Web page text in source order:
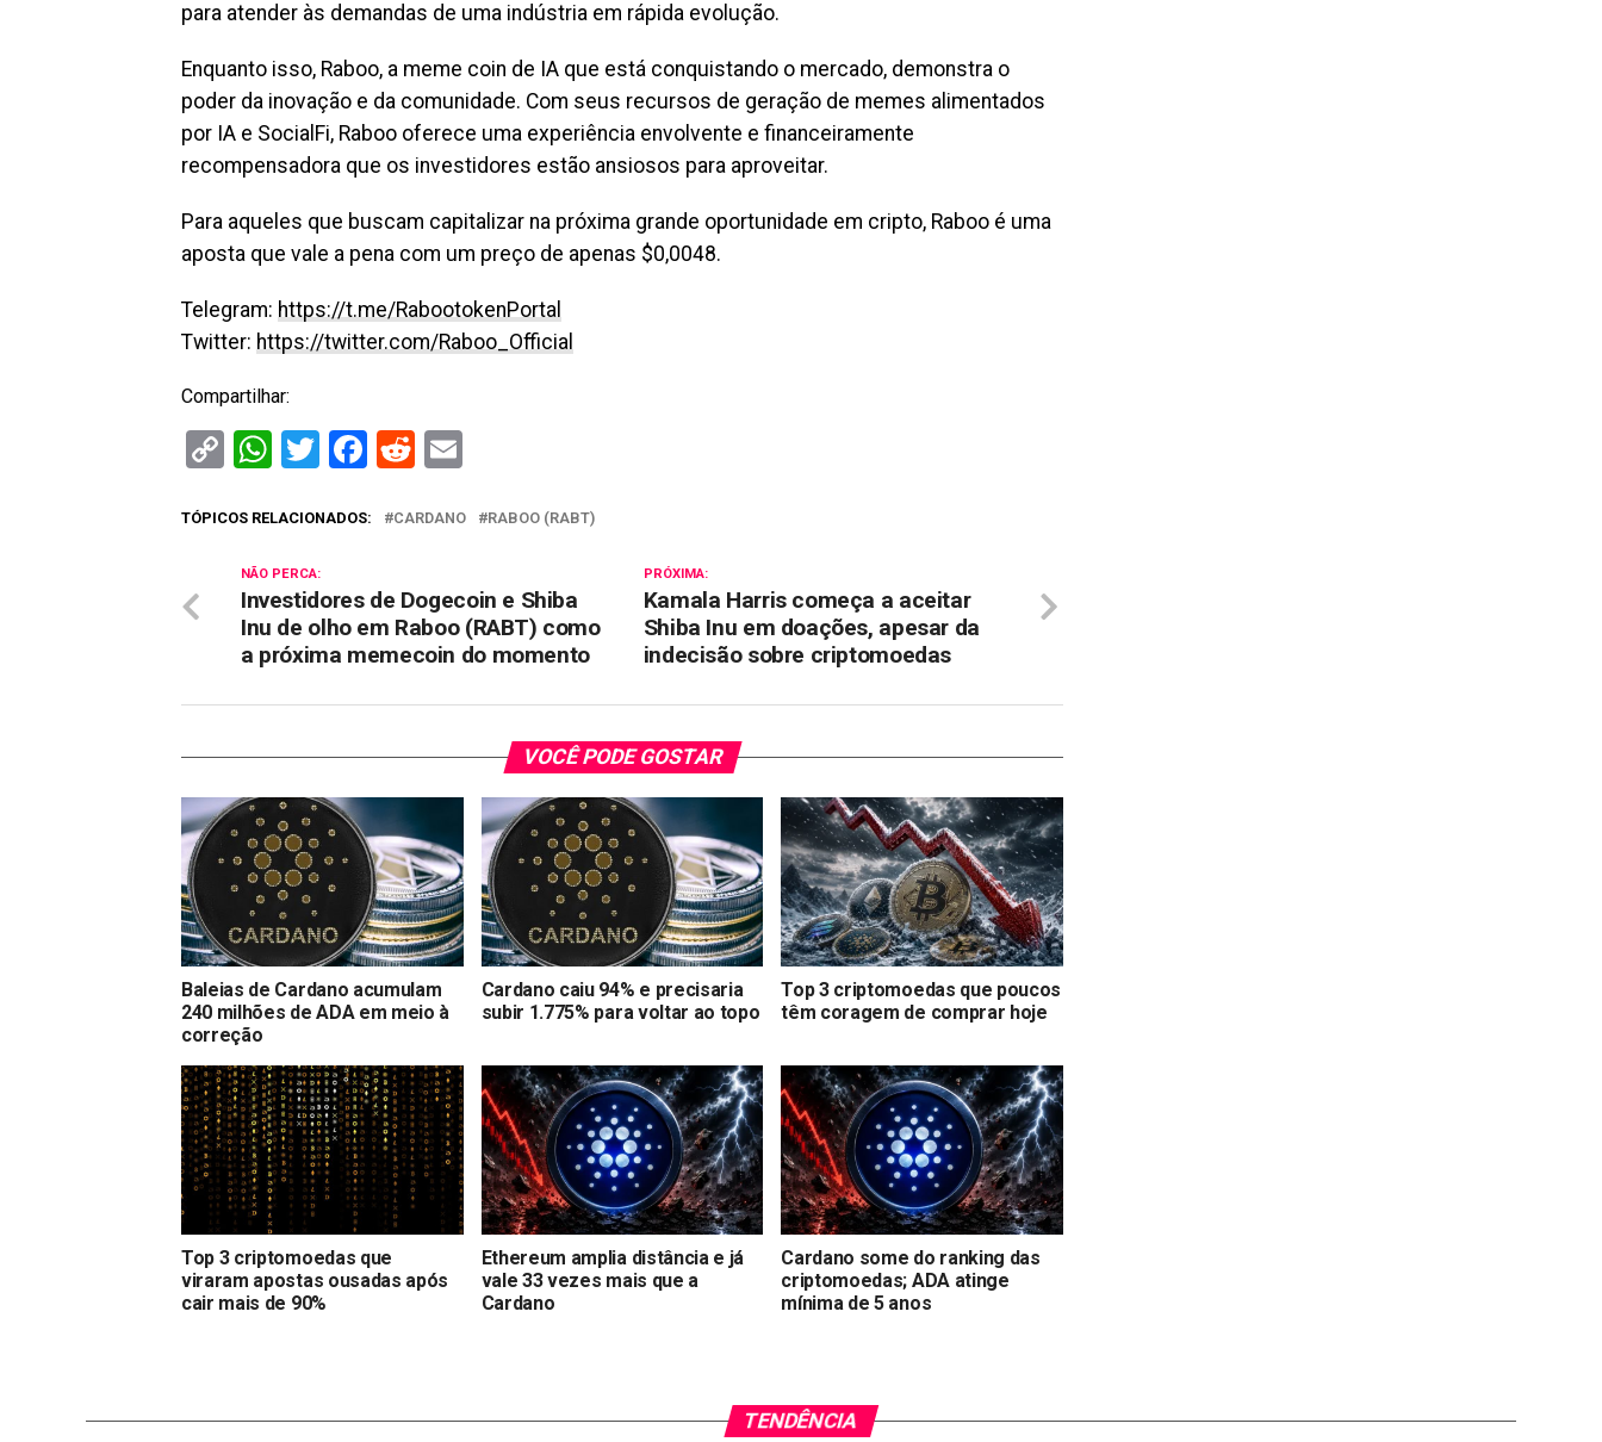
para atender às demandas de uma indústria em rápida evolução.
Enquanto isso, Raboo, a meme coin de IA que está conquistando o mercado, demonstra o
poder da inovação e da comunidade. Com seus recursos de geração de memes alimentados
por IA e SocialFi, Raboo oferece uma experiência envolvente e financeiramente
recompensadora que os investidores estão ansiosos para aproveitar.
Para aqueles que buscam capitalizar na próxima grande oportunidade em cripto, Raboo é uma
aposta que vale a pena com um preço de apenas $0,0048.
Telegram: https://t.me/RabootokenPortal
Twitter: https://twitter.com/Raboo_Official
Compartilhar:
CopyWhatsApp
Twitter
Facebook
Reddit
TÓPICOS RELACIONADOS: CARDANO RABOO (RABT)
PRÓXIMA:
Kamala Harris começa a aceitar
Shiba Inu em doações, apesar da
indecisão sobre criptomoedas
NÃO PERCA:
Investidores de Dogecoin e Shiba
Inu de olho em Raboo (RABT) como
a próxima memecoin do momento
VOCÊ PODE GOSTAR
Baleias de Cardano acumulam
240 milhões de ADA em meio à
correção
Cardano caiu 94% e precisaria
subir 1.775% para voltar ao topo
Top 3 criptomoedas que poucos
têm coragem de comprar hoje
Top 3 criptomoedas que
viraram apostas ousadas após
cair mais de 90%
Ethereum amplia distância e já
vale 33 vezes mais que a
Cardano
Cardano some do ranking das
criptomoedas; ADA atinge
mínima de 5 anos
TENDÊNCIA